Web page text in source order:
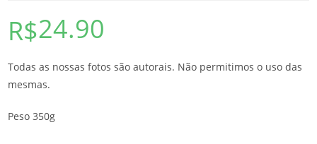
R$24.90
Todas as nossas fotos são autorais. Não permitimos o uso das
mesmas.
Peso 350g